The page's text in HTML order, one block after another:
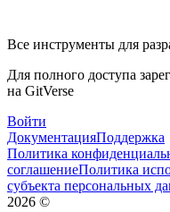
Все инструменты для
Для полного доступа
на GitVerse
Войти
ДокументацияПоддержка
Политика
соглашениеПолитика
субъекта персональных
2026 ©